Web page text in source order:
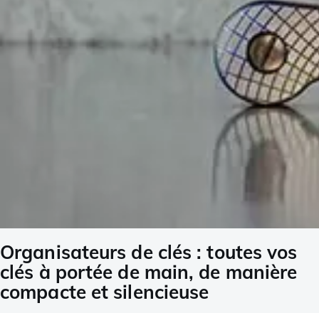
Organisateurs de clés : toutes vos
clés à portée de main, de manière
compacte et silencieuse